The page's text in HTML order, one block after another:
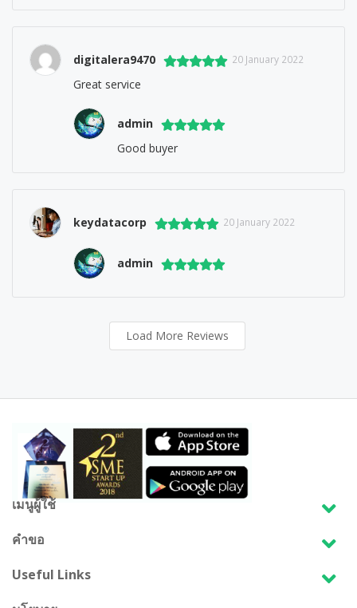
digitalera9470 20 January 2022
Great service
admin
Good buyer
keydatacorp 20 January 2022
admin
Load More Reviews
เมนูผู้ใช้
คำขอ
Useful Links